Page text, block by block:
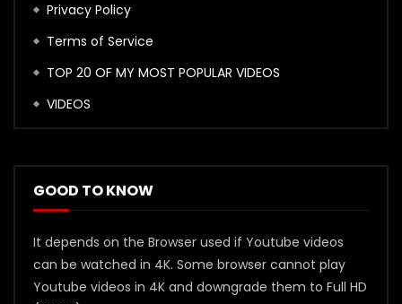
Privacy Policy
Terms of Service
TOP 20 OF MY MOST POPULAR VIDEOS
VIDEOS
GOOD TO KNOW
It depends on the Browser used if Youtube videos
can be watched in 4K. Some browser cannot play
Youtube videos in 4K and downgrade them to Full HD